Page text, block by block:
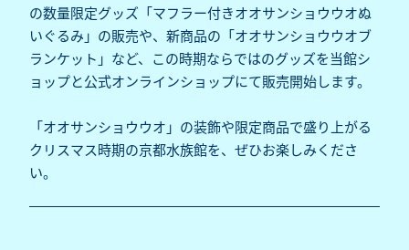
の数量限定グッズ「マフラー付きオオサンショウウオぬ
いぐるみ」の販売や、新商品の「オオサンショウウオブ
ランケット」など、この時期ならではのグッズを当館シ
ョップと公式オンラインショップにて販売開始します。
「オオサンショウウオ」の装飾や限定商品で盛り上がる
クリスマス時期の京都水族館を、ぜひお楽しみくださ
い。